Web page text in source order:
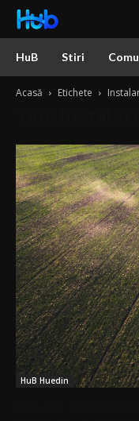
HuB Stiri
Acasă Etichete
HuB Huedin